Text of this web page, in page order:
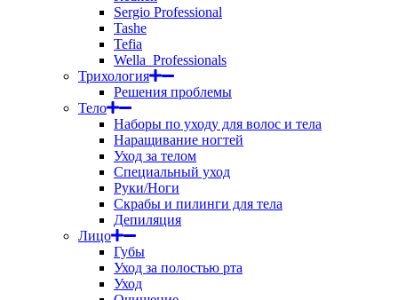
Sergio Professional
Tashe
Tefia
Wella_Professionals
Трихология
Решения проблемы
Тело
Наборы по уходу для волос и тела
Наращивание ногтей
Уход за телом
Специальный уход
Руки/Ноги
Скрабы и пилинги для тела
Депиляция
Лицо
Губы
Уход за полостью рта
Уход